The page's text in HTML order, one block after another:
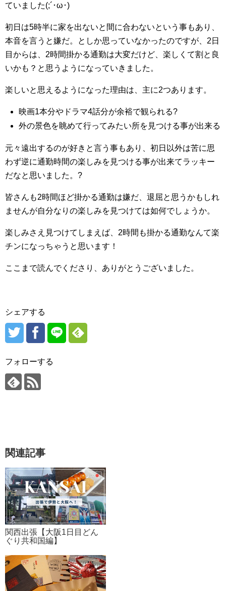
ていました(;´･ω･)
初日は5時半に家を出ないと間に合わないという事もあり、
本音を言うと嫌だ。としか思っていなかったのですが、2日
目からは、2時間掛かる通勤は大変だけど、楽しくて割と良
いかも？と思うようになっていきました。
楽しいと思えるようになった理由は、主に2つあります。
映画1本分やドラマ4話分が余裕で観られる?
外の景色を眺めて行ってみたい所を見つける事が出来る
元々遠出するのが好きと言う事もあり、初日以外は苦に思
わず逆に通勤時間の楽しみを見つける事が出来てラッキー
だなと思いました。?
皆さんも2時間ほど掛かる通勤は嫌だ、退屈と思うかもしれ
ませんが自分なりの楽しみを見つけては如何でしょうか。
楽しみさえ見つけてしまえば、2時間も掛かる通勤なんて楽
チンになっちゃうと思います！
ここまで読んでくださり、ありがとうございました。
シェアする
フォローする
関連記事
関西出張【大阪1日目どん
ぐり共和国編】